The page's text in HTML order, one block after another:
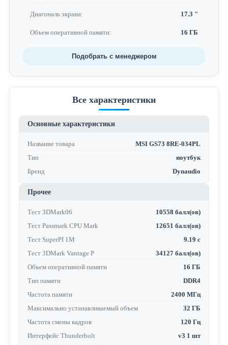
Диагональ экрана: 17.3 "
Объем оперативной памяти: 16 ГБ
Подобрать с менеджером
Все характеристики
Основные характеристики
Название товара
MSI GS73 8RE-034PL
Тип
ноутбук
Бренд
Dynaudio
Прочее
Тест 3DMark06
10558 балл(ов)
Тест Passmark CPU Mark
12651 балл(ов)
Тест SuperPI 1M
9.19 с
Тест 3DMark Vantage P
34127 балл(ов)
Объем оперативной памяти
16 ГБ
Тип памяти
DDR4
Частота памяти
2400 МГц
Максимально устанавливаемый объем
32 ГБ
Частота смены кадров
120 Гц
Интерфейс Thunderbolt
v3 1 шт